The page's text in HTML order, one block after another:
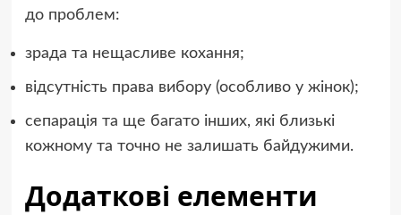
до проблем:
зрада та нещасливе кохання;
відсутність права вибору (особливо у жінок);
сепарація та ще багато інших, які близькі
кожному та точно не залишать байдужими.
Додаткові елементи